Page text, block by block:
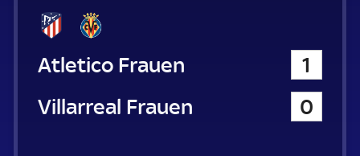
Atletico Madrid Frauen
1
Villarreal CF Frauen
0